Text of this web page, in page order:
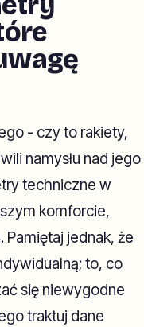
- czy to rakiety,
namysłu nad jego
techniczne w
komforcie,
jednak, że
to, co
się niewygodne
traktuj dane